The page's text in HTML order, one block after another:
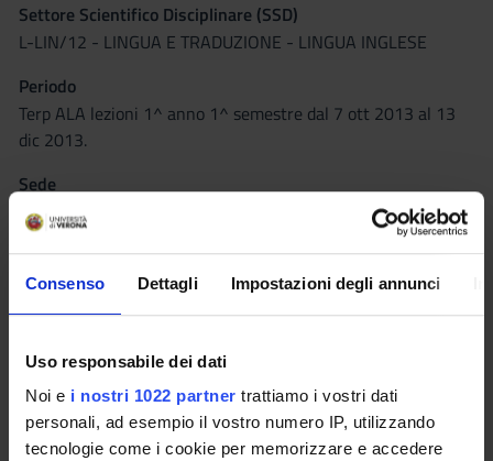
Consenso Dettagli Impostazioni degli annunci
Uso responsabile dei dati
Noi e i nostri 1022 partner trattiamo i vostri dati
personali, ad esempio il vostro numero IP, utilizzando
tecnologie come i cookie per memorizzare e accedere
Settore Scientifico Disciplinare (SSD)
L-LIN/12 - LINGUA E TRADUZIONE - LINGUA INGLESE
Periodo
Terp ALA lezioni 1^ anno 1^ semestre dal 7 ott 2013 al 13
dic 2013.
Sede
ALA
0
•Consolidazione grammaticale tramite un approccio applicato
e contestualizzato per l’apprendimento delle competenze
relazionali con il paziente.
•Introduzione all’anatomia umana in lingua inglese.